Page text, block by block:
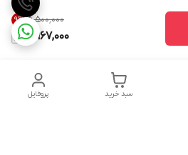
۵٬۵۰۰٬۰۰۰ 9%
4,967,000
پروفایل سبد خرید